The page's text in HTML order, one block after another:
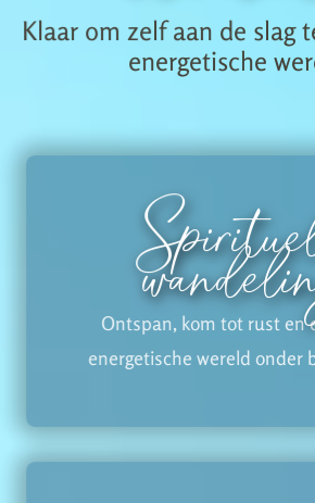
Klaar om zelf aan de slag
energetische
Ontspan, kom tot rust en
energetische wereld onder